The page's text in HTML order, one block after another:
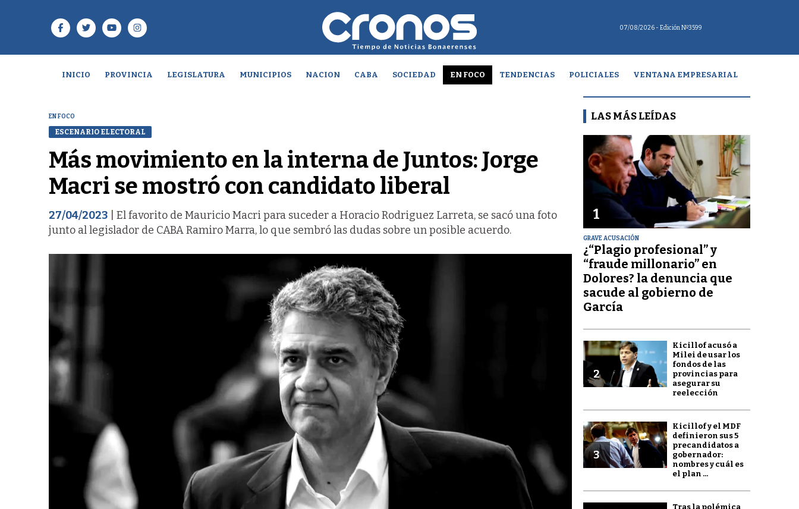
07/08/2026 - Edición Nº3599
INICIO PROVINCIA LEGISLATURA MUNICIPIOS NACION CABA SOCIEDAD EN FOCO TENDENCIAS POLICIALES VENTANA EMPRESARIAL
EN FOCO
ESCENARIO ELECTORAL
Más movimiento en la interna de Juntos: Jorge
Macri se mostró con candidato liberal
27/04/2023 | El favorito de Mauricio Macri para suceder a Horacio Rodriguez Larreta, se sacó una foto
junto al legislador de CABA Ramiro Marra, lo que sembró las dudas sobre un posible acuerdo.
LAS MÁS LEÍDAS
1
GRAVE ACUSACIÓN
¿“Plagio profesional” y
“fraude millonario” en
Dolores? la denuncia que
sacude al gobierno de
García
2
Kicillof acusó a
Milei de usar los
fondos de las
provincias para
asegurar su
reelección
3
Kicillof y el MDF
definieron sus 5
precandidatos a
gobernador:
nombres y cuál es
el plan ...
Tras la polémica